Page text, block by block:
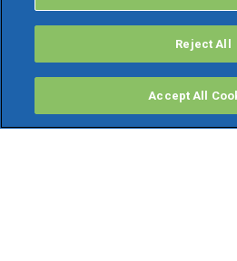
Reject All
Accept All